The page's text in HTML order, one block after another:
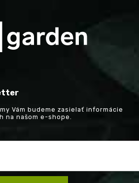
Vám budeme zasielať informácie
na našom e-shope.